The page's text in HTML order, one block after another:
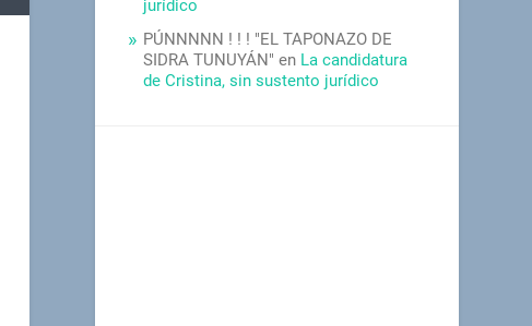
jurídico
PÚNNNNN ! ! ! "EL TAPONAZO DE
SIDRA TUNUYÁN" en La candidatura
de Cristina, sin sustento jurídico